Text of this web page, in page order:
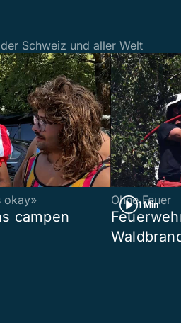
Schweiz und aller Welt
okay»
campen
1 Min
Ohne Feuer